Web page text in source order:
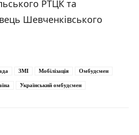
РТЦК та
Шевченківського
ЗМІ Мобілізація Омбудсмен
Український омбудсмен